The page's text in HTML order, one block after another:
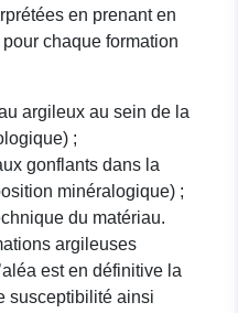
en prenant en
chaque formation
argileux au sein de la
;
gonflants dans la
minéralogique) ;
du matériau.
argileuses
est en définitive la
susceptibilité ainsi